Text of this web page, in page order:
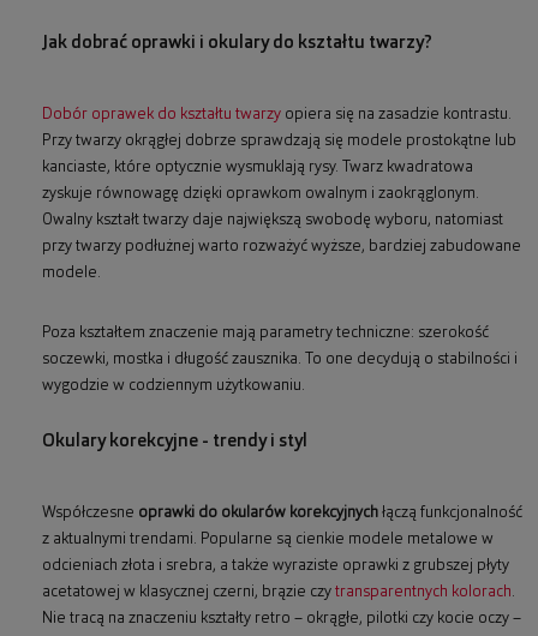
Jak dobrać oprawki i okulary do kształtu twarzy?
Dobór oprawek do kształtu twarzy opiera się na zasadzie kontrastu.
Przy twarzy okrągłej dobrze sprawdzają się modele prostokątne lub
kanciaste, które optycznie wysmuklają rysy. Twarz kwadratowa
zyskuje równowagę dzięki oprawkom owalnym i zaokrąglonym.
Owalny kształt twarzy daje największą swobodę wyboru, natomiast
przy twarzy podłużnej warto rozważyć wyższe, bardziej zabudowane
modele.
Poza kształtem znaczenie mają parametry techniczne: szerokość
soczewki, mostka i długość zausznika. To one decydują o stabilności i
wygodzie w codziennym użytkowaniu.
Okulary korekcyjne - trendy i styl
Współczesne oprawki do okularów korekcyjnych łączą funkcjonalność
z aktualnymi trendami. Popularne są cienkie modele metalowe w
odcieniach złota i srebra, a także wyraziste oprawki z grubszej płyty
acetatowej w klasycznej czerni, brązie czy transparentnych kolorach.
Nie tracą na znaczeniu kształty retro – okrągłe, pilotki czy kocie oczy –